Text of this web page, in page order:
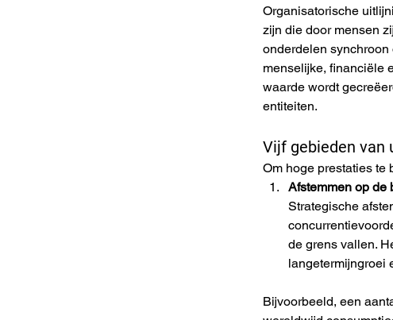
Organisatorische
zijn die door mensen
onderdelen synchroon
menselijke, financiële
waarde wordt
entiteiten.
Vijf gebieden van
Om hoge prestaties te
Afstemmen op de
Strategische
de grens vallen.
langetermijngroei
Bijvoorbeeld, een